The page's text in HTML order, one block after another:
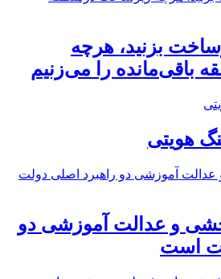
بزنید، هرچه
باقی‌مانده را می‌زنیم
هویتی
و عدالت آموزشی دو
است